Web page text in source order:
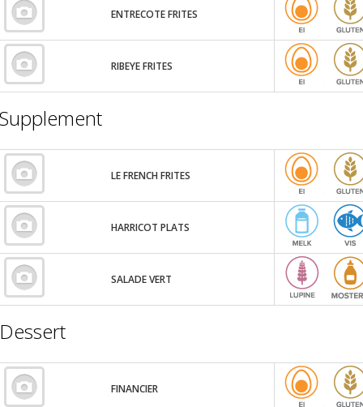
ENTRECOTE FRITES
RIBEYE FRITES
Supplement
LE FRENCH FRITES
HARRICOT PLATS
SALADE VERT
Dessert
FINANCIER